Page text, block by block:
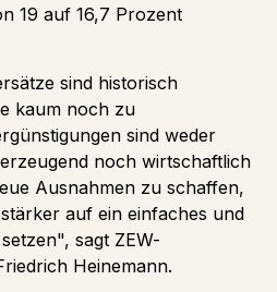
19 auf 16,7 Prozent
sind historisch
kaum noch zu
sind weder
noch wirtschaftlich
Ausnahmen zu schaffen,
auf ein einfaches und
sagt ZEW-
Heinemann.